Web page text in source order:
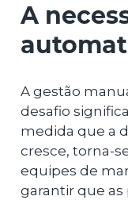
A
A gestão
desafio
medida que a
cresce, torna-
equipes de
garantir que as